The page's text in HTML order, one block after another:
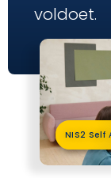
voldoet.
NIS2 Self